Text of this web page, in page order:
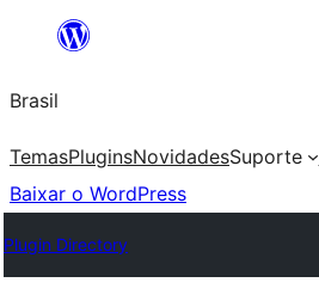
o
conteúdo
Brasil
TemasPluginsNovidadesSuporte
Baixar o WordPress
Plugin Directory